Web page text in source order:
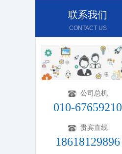
联系我们
CONTACT US
公司总机
010-67659210
贵宾直线
18618129896